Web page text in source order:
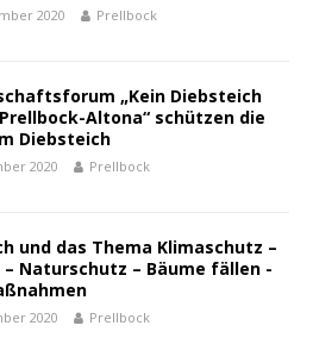
2020 Prellbock
„Kein Diebsteich
Altona“ schützen die
Diebsteich
2020 Prellbock
und das Thema Klimaschutz –
– Naturschutz – Bäume fällen -
2020 Prellbock